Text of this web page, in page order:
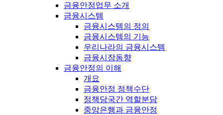
금융안정업무 소개
금융시스템
금융시스템의 정의
금융시스템의 기능
우리나라의 금융시스템
금융시장동향
금융안정의 이해
개요
금융안정 정책수단
정책당국간 역할분담
중앙은행과 금융안정